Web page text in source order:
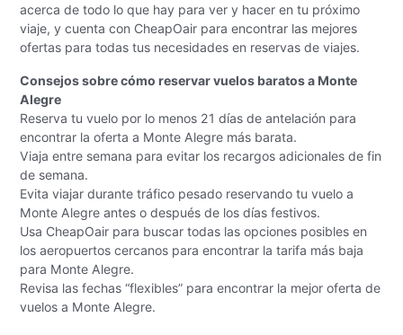
acerca de todo lo que hay para ver y hacer en tu próximo
viaje, y cuenta con CheapOair para encontrar las mejores
ofertas para todas tus necesidades en reservas de viajes.
Consejos sobre cómo reservar vuelos baratos a Monte
Alegre
Reserva tu vuelo por lo menos 21 días de antelación para
encontrar la oferta a Monte Alegre más barata.
Viaja entre semana para evitar los recargos adicionales de fin
de semana.
Evita viajar durante tráfico pesado reservando tu vuelo a
Monte Alegre antes o después de los días festivos.
Usa CheapOair para buscar todas las opciones posibles en
los aeropuertos cercanos para encontrar la tarifa más baja
para Monte Alegre.
Revisa las fechas “flexibles” para encontrar la mejor oferta de
vuelos a Monte Alegre.